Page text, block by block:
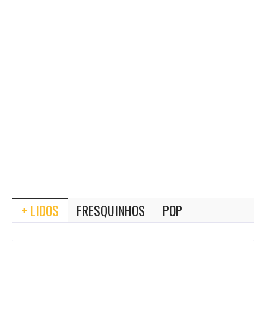
+ LIDOS FRESQUINHOS POP